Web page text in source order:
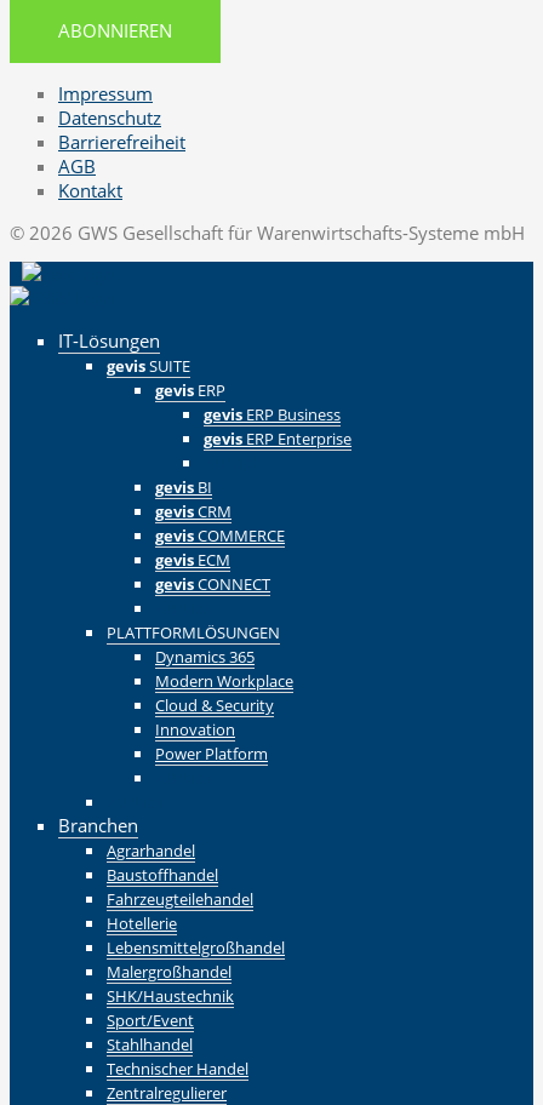
ABONNIEREN
Impressum
Datenschutz
Barrierefreiheit
AGB
Kontakt
© 2026 GWS Gesellschaft für Warenwirtschafts-Systeme mbH
IT-Lösungen
gevisSUITE
gevis ERP
gevis ERP Business
gevis ERP Enterprise
gevis BI
gevisCRM
gevisCOMMERCE
gevis ECM
gevisCONNECT
PLATTFORMLÖSUNGEN
Dynamics 365
Modern Workplace
Cloud & Security
Innovation
Power Platform
Branchen
Agrarhandel
Baustoffhandel
Fahrzeugteilehandel
Hotellerie
Lebensmittelgroßhandel
Malergroßhandel
SHK/Haustechnik
Sport/Event
Stahlhandel
Technischer Handel
Zentralregulierer